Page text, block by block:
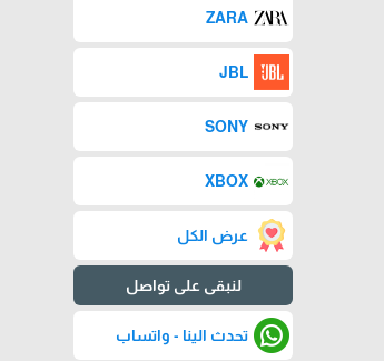
ZARA
JBL
SONY
XBOX
عرض الكل
لنبقى على تواصل
تحدث الينا - واتساب